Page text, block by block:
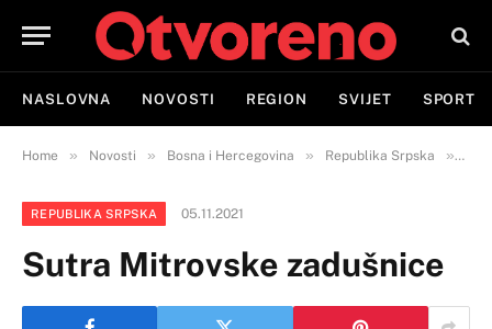
NASLOVNA NOVOSTI REGION SVIJET SPORT
Home » Novosti » Bosna i Hercegovina » Republika Srpska »
REPUBLIKA SRPSKA 05.11.2021
Sutra Mitrovske zadušnice